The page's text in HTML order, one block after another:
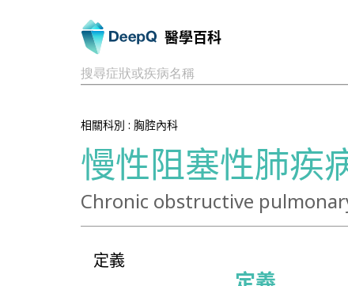
醫學百科
搜尋症狀或疾病名稱
相關科別 : 胸腔內科
慢性阻塞性肺疾
Chronic obstructive
定義